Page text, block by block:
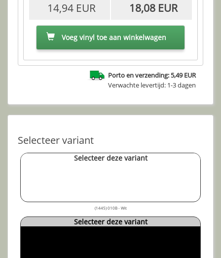
14,94 EUR 18,08 EUR
Voeg vinyl toe aan winkelwagen
Porto en verzending: 5,49 EUR
Verwachte levertijd: 1-3 dagen
Selecteer variant
Selecteer deze variant
(1445) 010B - Wit
Selecteer deze variant